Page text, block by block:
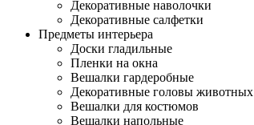
Декоративные наволочки
Декоративные салфетки
Предметы интерьера
Доски гладильные
Пленки на окна
Вешалки гардеробные
Декоративные головы животных
Вешалки для костюмов
Вешалки напольные